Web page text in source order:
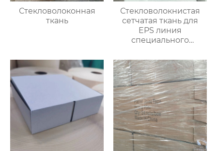
Стекловолоконная
ткань
Стекловолокнистая
сетчатая ткань для
EPS линия
специального